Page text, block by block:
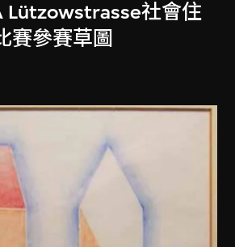
Lützowstrasse社會住
賽參賽草圖